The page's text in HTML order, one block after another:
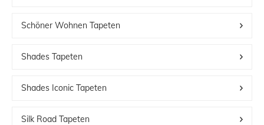
Silk Road Tapeten
Schöner Wohnen Tapeten
Shades Tapeten
Shades Iconic Tapeten